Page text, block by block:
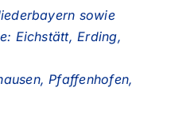
sowie
Eichstätt, Erding,
Pfaffenhofen,